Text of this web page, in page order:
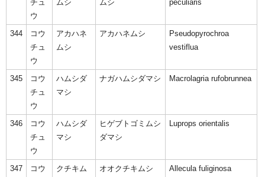
チュ
ウ
ムシ
ムシ
peculiaris
344
コウ
チュ
ウ
アカハネ
ムシ
アカハネムシ
Pseudopyrochroa
vestiflua
345
コウ
チュ
ウ
ハムシダ
マシ
ナガハムシダマシ Macrolagria rufobrunnea
346
コウ
チュ
ウ
ハムシダ
マシ
ヒゲブトゴミムシ
ダマシ
Luprops orientalis
347
コウ
クチキム
オオクチキムシ Allecula fuliginosa